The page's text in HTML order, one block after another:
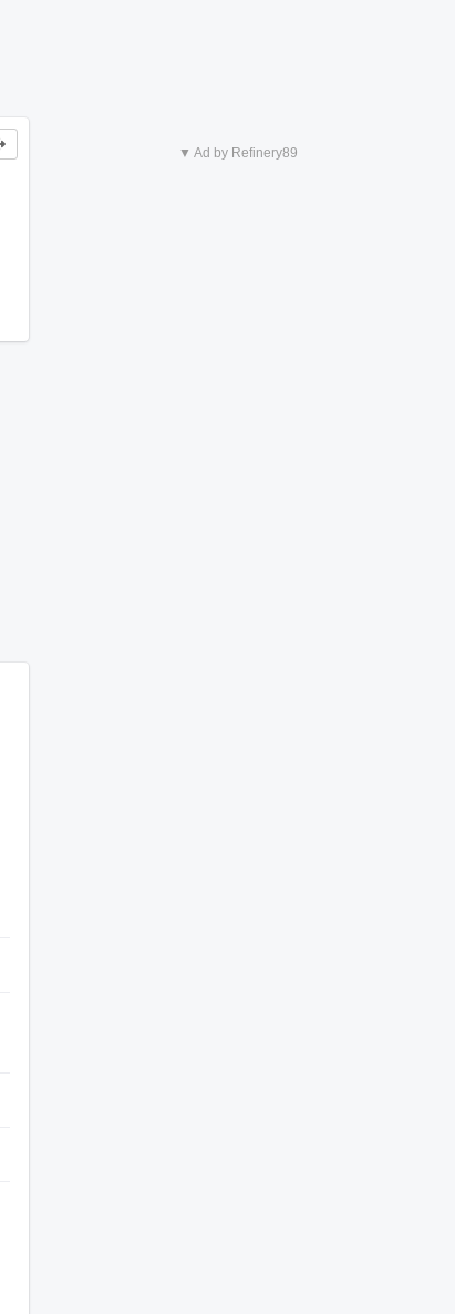
▼ Ad by Refinery89